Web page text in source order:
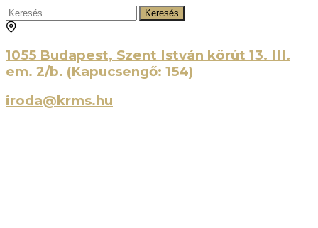
Keresés
1055 Budapest, Szent István körút 13. III.
em. 2/b. (Kapucsengő: 154)
iroda@krms.hu